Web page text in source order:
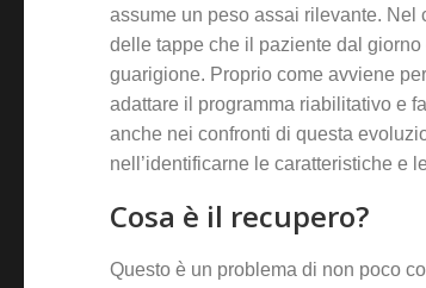
assume un peso assai rilevante. Nel
delle tappe che il paziente dal
guarigione. Proprio come avviene
adattare il programma riabilitativo e
anche nei confronti di questa
nell’identificarne le caratteristiche e
Cosa è il recupero?
Questo è un problema di non poco